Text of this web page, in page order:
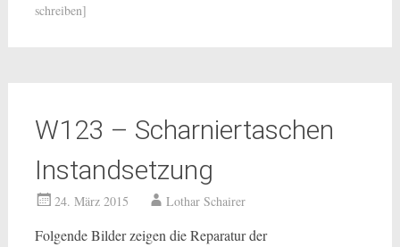
schreiben]
W123 – Scharniertaschen
Instandsetzung
24. März 2015 Lothar Schairer
Folgende Bilder zeigen die Reparatur der